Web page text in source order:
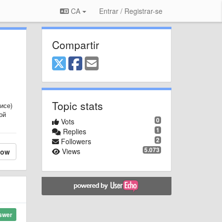
CA Entrar / Registrar-se
Compartir
Topic stats
0
Vots
1
Replies
2
Followers
5.073
Views